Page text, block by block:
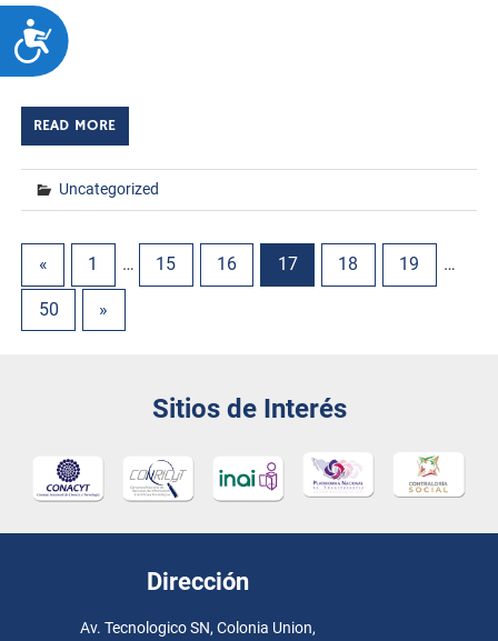
ACCESIBILIDAD
Tecnológico de Huatabampo fue el escenario de la
presentación del libro Maestra de Nacimiento, una obra
[…]
READ MORE
Uncategorized
« 1 … 15 16 17 18 19 …
50 »
Sitios de Interés
Dirección
Av. Tecnologico SN, Colonia Union,